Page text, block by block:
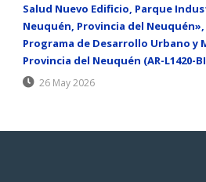
Salud Nuevo Edificio, Parque
Neuquén, Provincia del
Programa de Desarrollo Urbano y
Provincia del Neuquén (AR-L1420-
26 May 2026